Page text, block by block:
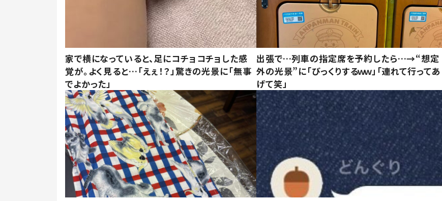
家で横になっていると、足にコチョコチョした感
覚が。よく見ると…「えぇ！？」驚きの光景に「無事
でよかった」
出張で…列車の指定席を予約したら…→“想定
外の光景”に「びっくりするｗｗ」「連れて行ってあ
げて笑」